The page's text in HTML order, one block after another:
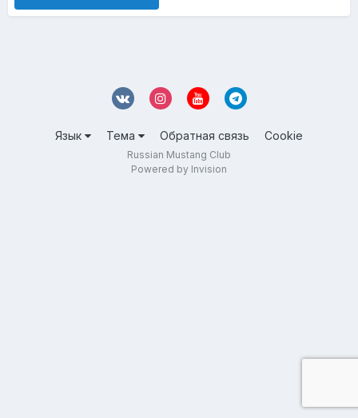
Язык Тема Обратная связь Cookie
Russian Mustang Club
Powered by Invision